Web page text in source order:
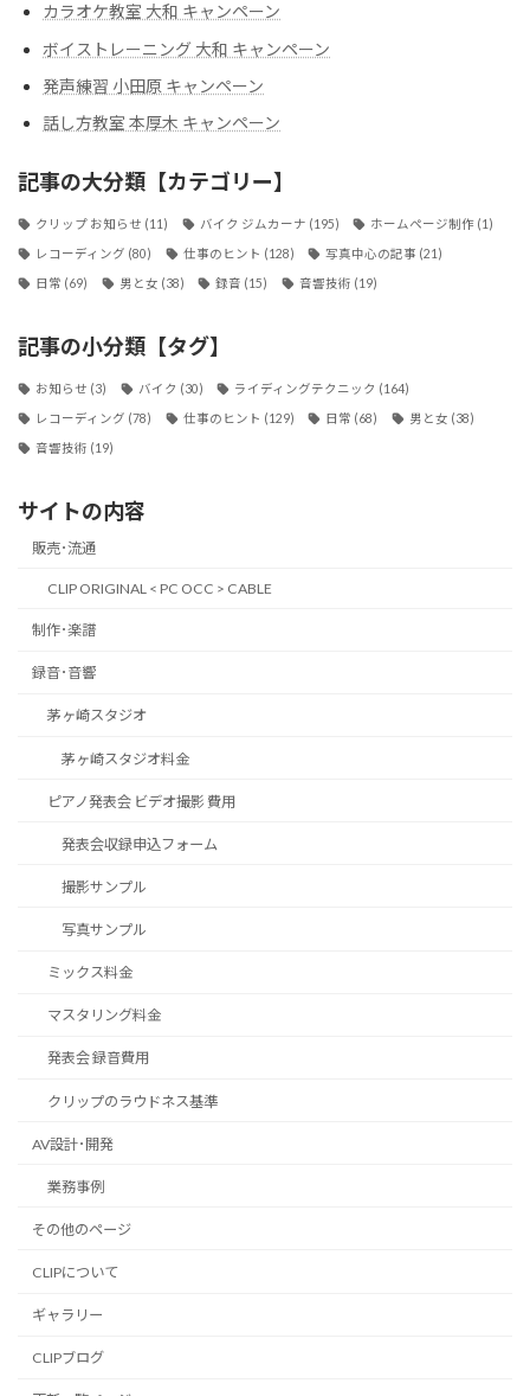
カラオケ教室 大和 キャンペーン
ボイストレーニング 大和 キャンペーン
発声練習 小田原 キャンペーン
話し方教室 本厚木 キャンペーン
記事の大分類【カテゴリー】
クリップ お知らせ (11) バイク ジムカーナ (195) ホームページ制作 (1)
レコーディング (80) 仕事のヒント (128) 写真中心の記事 (21)
日常 (69) 男と女 (38) 録音 (15) 音響技術 (19)
記事の小分類【タグ】
お知らせ (3) バイク (30) ライディングテクニック (164)
レコーディング (78) 仕事のヒント (129) 日常 (68) 男と女 (38)
音響技術 (19)
サイトの内容
販売･流通
CLIP ORIGINAL < PC OCC > CABLE
制作･楽譜
録音･音響
茅ヶ崎スタジオ
茅ヶ崎スタジオ料金
ピアノ発表会 ビデオ撮影 費用
発表会収録申込フォーム
撮影サンプル
写真サンプル
ミックス料金
マスタリング料金
発表会 録音費用
クリップのラウドネス基準
AV設計･開発
業務事例
その他のページ
CLIPについて
ギャラリー
CLIPブログ